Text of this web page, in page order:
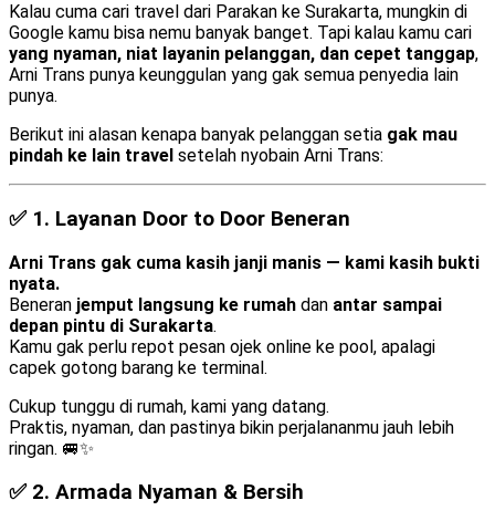
Kalau cuma cari travel dari Parakan ke Surakarta, mungkin di
Google kamu bisa nemu banyak banget. Tapi kalau kamu cari
yang nyaman, niat layanin pelanggan, dan cepet tanggap,
Arni Trans punya keunggulan yang gak semua penyedia lain
punya.
Berikut ini alasan kenapa banyak pelanggan setia gak mau
pindah ke lain travel setelah nyobain Arni Trans:
✅ 1. Layanan Door to Door Beneran
Arni Trans gak cuma kasih janji manis — kami kasih bukti
nyata.
Beneran jemput langsung ke rumah dan antar sampai
depan pintu di Surakarta.
Kamu gak perlu repot pesan ojek online ke pool, apalagi
capek gotong barang ke terminal.
Cukup tunggu di rumah, kami yang datang.
Praktis, nyaman, dan pastinya bikin perjalananmu jauh lebih
ringan. 🚐✨
✅ 2. Armada Nyaman & Bersih